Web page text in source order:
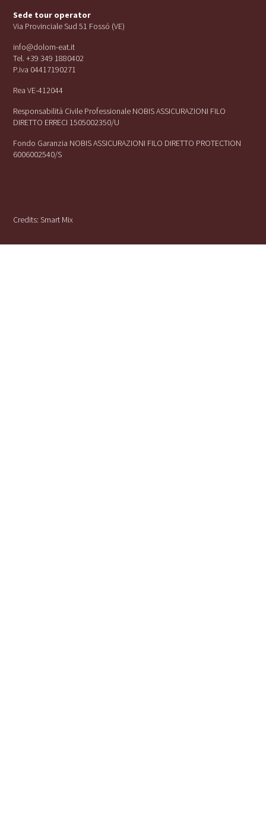
Sede tour operator
Via Provinciale Sud 51 Fossó (VE)
info@dolom-eat.it
Tel. +39 349 1880402
P.iva 04417190271
Rea VE-412044
Responsabilità Civile Professionale NOBIS ASSICURAZIONI FILO
DIRETTO ERRECI 1505002350/U
Fondo Garanzia NOBIS ASSICURAZIONI FILO DIRETTO PROTECTION
6006002540/S
Credits:Smart Mix